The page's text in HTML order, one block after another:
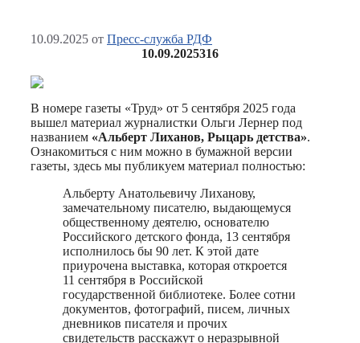
10.09.2025 от Пресс-служба РДФ
10.09.2025316
В номере газеты «Труд» от 5 сентября 2025 года
вышел материал журналистки Ольги Лернер под
названием «Альберт Лиханов, Рыцарь детства».
Ознакомиться с ним можно в бумажной версии
газеты, здесь мы публикуем материал полностью:
Альберту Анатольевичу Лиханову,
замечательному писателю, выдающемуся
общественному деятелю, основателю
Российского детского фонда, 13 сентября
исполнилось бы 90 лет. К этой дате
приурочена выставка, которая откроется
11 сентября в Российской
государственной библиотеке. Более сотни
документов, фотографий, писем, личных
дневников писателя и прочих
свидетельств расскажут о неразрывной